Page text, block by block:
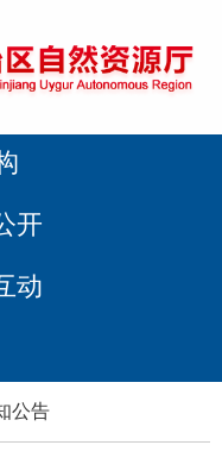
开
动
公告